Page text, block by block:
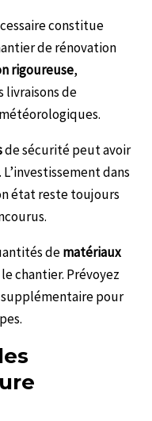
constitue
de rénovation
rigoureuse,
livraisons de
de sécurité peut avoir
dans
état reste toujours
dematériaux
chantier. Prévoyez
supplémentaire pour